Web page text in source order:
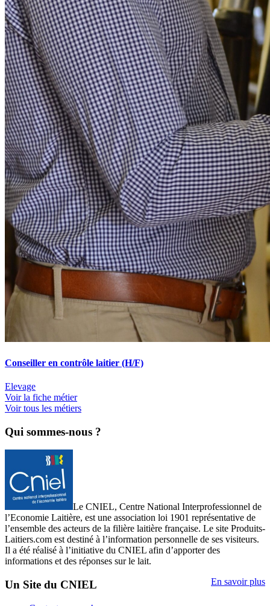
Conseiller en contrôle laitier (H/F)
Elevage
Voir la fiche métier
Voir tous les métiers
Qui sommes-nous ?
Le CNIEL, Centre National Interprofessionnel de
l’Economie Laitière, est une association loi 1901 représentative de
l’ensemble des acteurs de la filière laitière française. Le site Produits-
Laitiers.com est destiné à l’information personnelle de ses visiteurs.
Il a été réalisé à l’initiative du CNIEL afin d’apporter des
informations et des réponses sur le lait.
En savoir plus
Un Site du CNIEL